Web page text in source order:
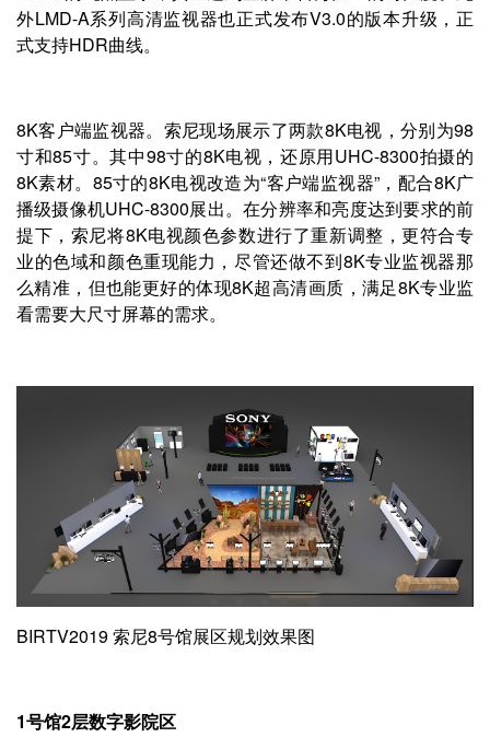
外LMD-A系列高清监视器也正式发布V3.0的版本升级，正
式支持HDR曲线。
8K客户端监视器。索尼现场展示了两款8K电视，分别为98
寸和85寸。其中98寸的8K电视，还原用UHC-8300拍摄的
8K素材。85寸的8K电视改造为“客户端监视器”，配合8K广
播级摄像机UHC-8300展出。在分辨率和亮度达到要求的前
提下，索尼将8K电视颜色参数进行了重新调整，更符合专
业的色域和颜色重现能力，尽管还做不到8K专业监视器那
么精准，但也能更好的体现8K超高清画质，满足8K专业监
看需要大尺寸屏幕的需求。
BIRTV2019 索尼8号馆展区规划效果图
1号馆2层数字影院区